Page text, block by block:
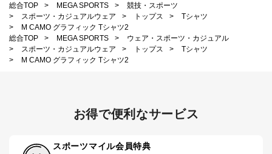
総合TOP
> MEGA SPORTS >
競技・スポーツ
>
スポーツ・カジュアルウェア > トップス >
Tシャツ
>
M CAMO グラフィック Tシャツ2
総合TOP
> MEGA SPORTS >
ウェア・スポーツ・カジュアル
>
スポーツ・カジュアルウェア > トップス >
Tシャツ
>
M CAMO グラフィック Tシャツ2
お得で便利なサービス
スポーツマイル会員特典